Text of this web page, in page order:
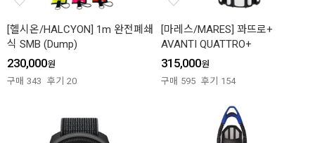
[헬시온/HALCYON] 1m 완전폐쇄
식 SMB (Dump)
230,000원
구매 343 후기 20
[마레스/MARES] 꽈뜨로+
AVANTI QUATTRO+
315,000원
구매 595 후기 154